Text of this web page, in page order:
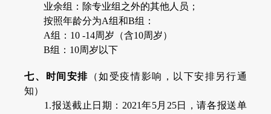
业余组：除专业组之外的其他人员；
按照年龄分为A组和B组：
A组：10 -14周岁（含10周岁）
B组：10周岁以下
七、时间安排 （如受疫情影响，以下安排另行通
知）
1.报送截止日期：2021年5月25日，请各报送单